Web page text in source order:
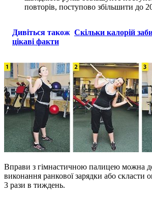
повторів, поступово збільшити до
Дивіться також Скільки калорій
цікаві факти
Вправи з гімнастичною палицею можна
виконання ранкової зарядки або скласти
3 рази в тиждень.